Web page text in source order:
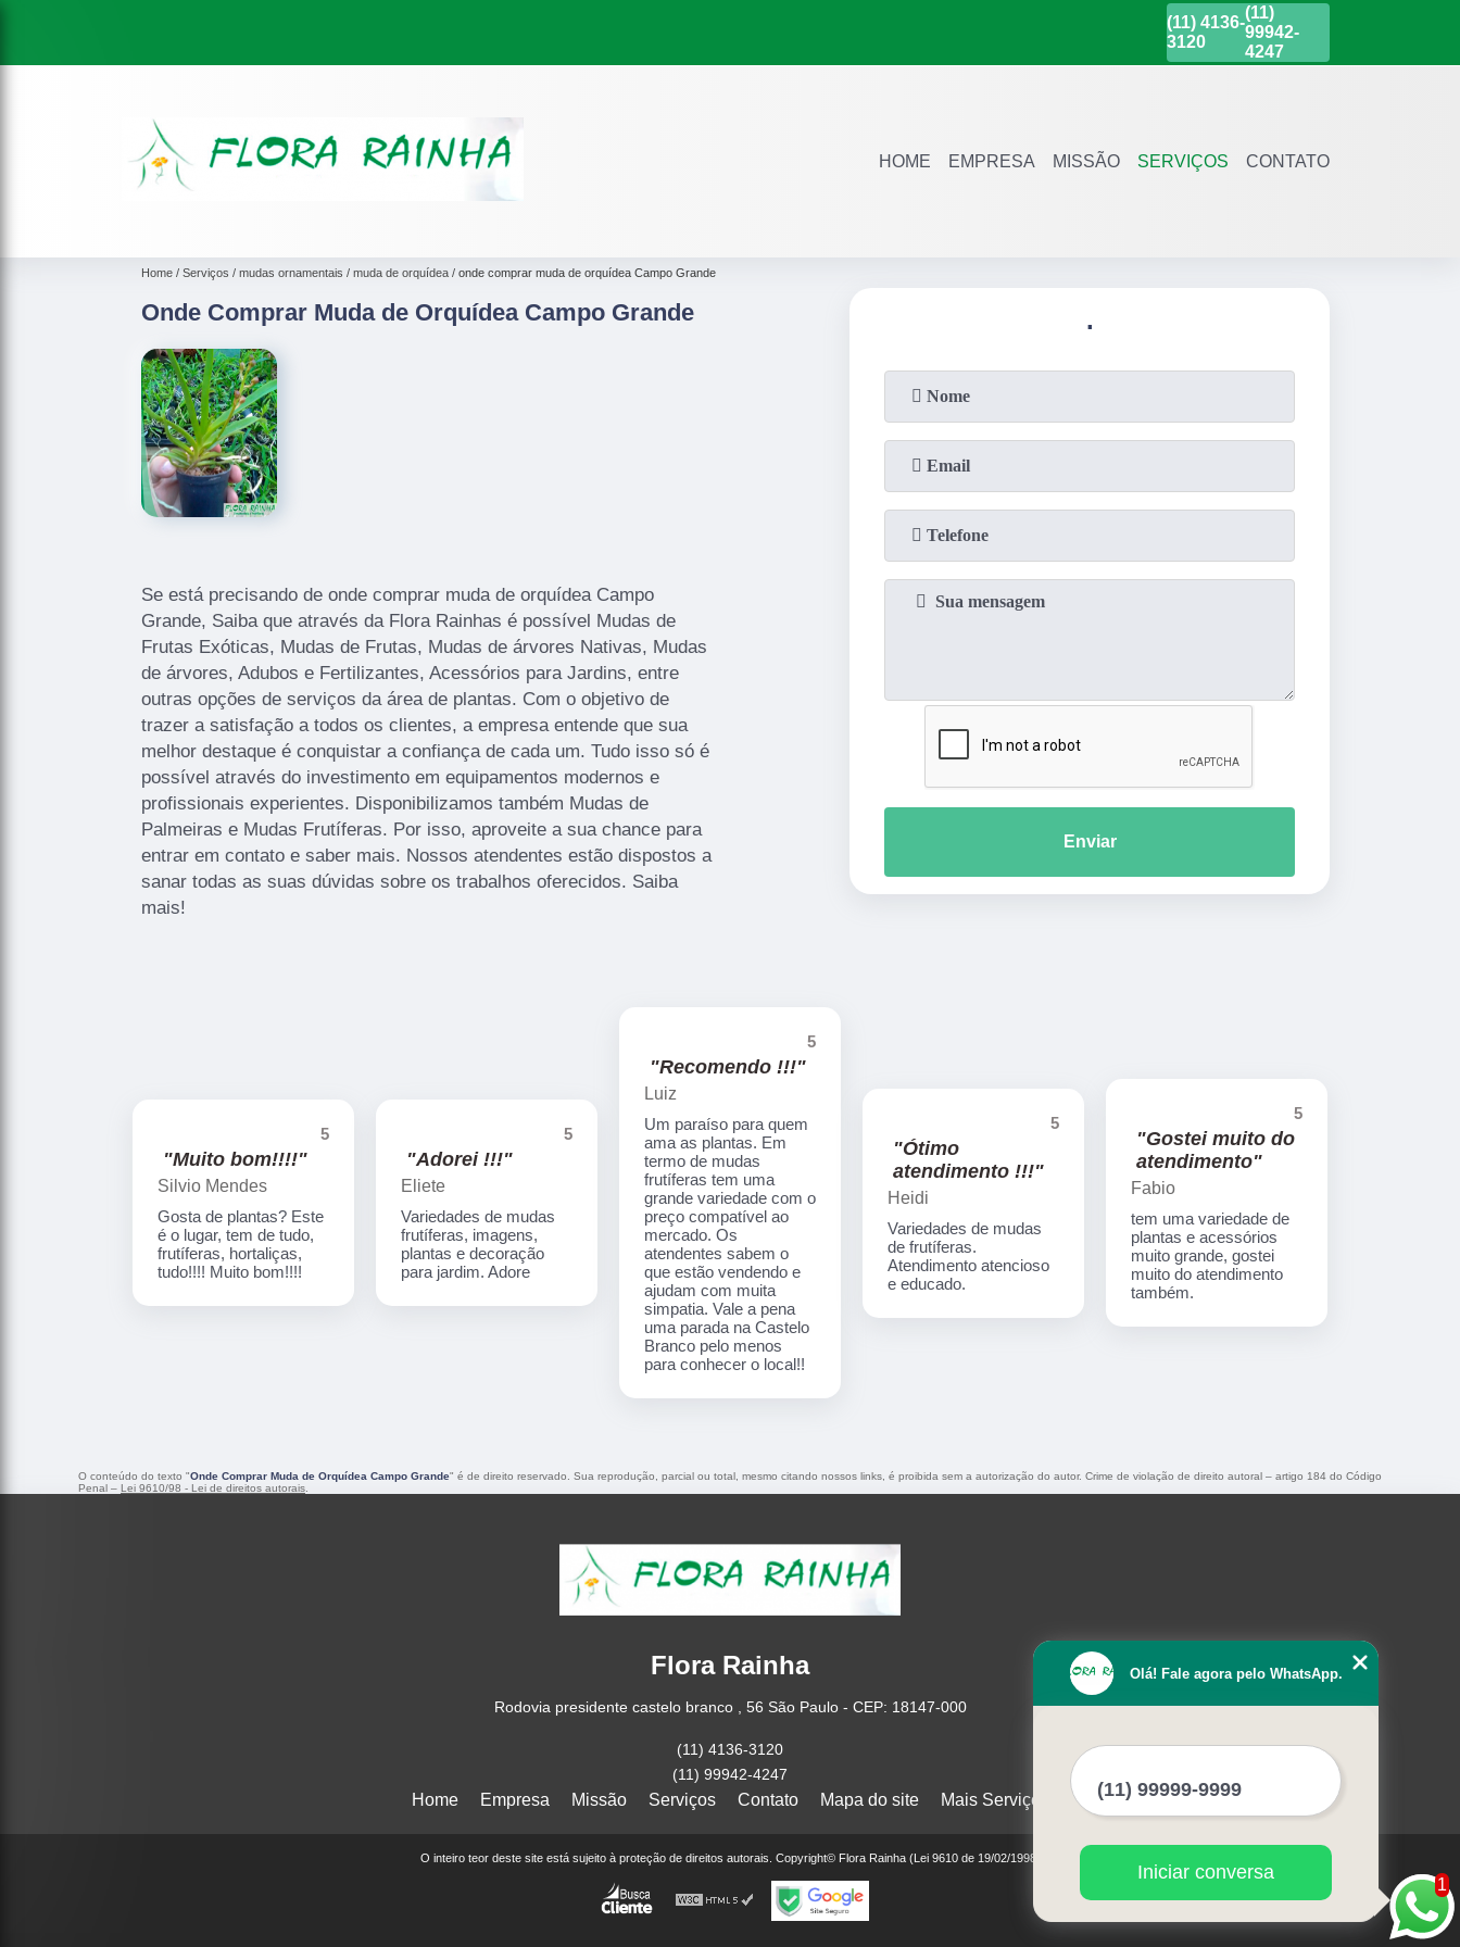
(11) 4136-
3120
(11)
99942-
4247
HOME EMPRESA MISSÃO SERVIÇOS CONTATO
Home Serviços mudas ornamentais muda de orquídea onde comprar muda de orquídea Campo Grande
Onde Comprar Muda de Orquídea Campo Grande
Se está precisando de onde comprar muda de orquídea Campo
Grande, Saiba que através da Flora Rainhas é possível Mudas de
Frutas Exóticas, Mudas de Frutas, Mudas de árvores Nativas, Mudas
de árvores, Adubos e Fertilizantes, Acessórios para Jardins, entre
outras opções de serviços da área de plantas. Com o objetivo de
trazer a satisfação a todos os clientes, a empresa entende que sua
melhor destaque é conquistar a confiança de cada um. Tudo isso só é
possível através do investimento em equipamentos modernos e
profissionais experientes. Disponibilizamos também Mudas de
Palmeiras e Mudas Frutíferas. Por isso, aproveite a sua chance para
entrar em contato e saber mais. Nossos atendentes estão dispostos a
sanar todas as suas dúvidas sobre os trabalhos oferecidos. Saiba
mais!
.
Enviar
5
"Muito bom!!!!"
Silvio Mendes
Gosta de plantas? Este
é o lugar, tem de tudo,
frutíferas, hortaliças,
tudo!!!! Muito bom!!!!
5
"Adorei !!!"
Eliete
Variedades de mudas
frutíferas, imagens,
plantas e decoração
para jardim. Adore
5
"Recomendo !!!"
Luiz
Um paraíso para quem
ama as plantas. Em
termo de mudas
frutíferas tem uma
grande variedade com o
preço compatível ao
mercado. Os
atendentes sabem o
que estão vendendo e
ajudam com muita
simpatia. Vale a pena
uma parada na Castelo
Branco pelo menos
para conhecer o local!!
5
"Ótimo
atendimento !!!"
Heidi
Variedades de mudas
de frutíferas.
Atendimento atencioso
e educado.
5
"Gostei muito do
atendimento"
Fabio
tem uma variedade de
plantas e acessórios
muito grande, gostei
muito do atendimento
também.
O conteúdo do texto "Onde Comprar Muda de Orquídea Campo Grande" é de direito reservado. Sua reprodução, parcial ou total, mesmo citando nossos links, é proibida sem a autorização do autor. Crime de violação de direito autoral – artigo 184 do Código
Penal – Lei 9610/98 - Lei de direitos autorais
Flora Rainha
Rodovia presidente castelo branco , 56 São Paulo - CEP: 18147-000
(11) 4136-3120
(11) 99942-4247
Home Empresa Missão Serviços Contato Mapa do site Mais Serviços
O inteiro teor deste site está sujeito à proteção de direitos autorais. Copyright© Flora Rainha (Lei 9610 de 19/02/1998)
1
Olá! Fale agora pelo WhatsApp.
Iniciar conversa